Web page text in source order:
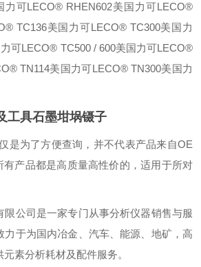
力可LECO® RHEN602美国力可LECO®
TC136美国力可LECO® TC300美国力
可LECO® TC500 / 600美国力可LECO®
TN114美国力可LECO® TN300美国力
工具石墨坩埚镊子
是为了方便查询，并不代表产品来自OE
有产品都是高质量高性价的，适用于所对
限公司是一家专门从事分析仪器销售与服
力于为国内冶金、汽车、能源、地矿，高
素分析耗材及配件服务。